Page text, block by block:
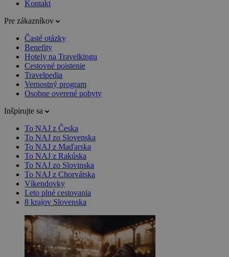
Kontakt
Pre zákazníkov
Časté otázky
Benefity
Hotely na Travelkingu
Cestovné poistenie
Travelpedia
Vernostný program
Osobne overené pobyty
Inšpirujte sa
To NAJ z Česka
To NAJ zo Slovenska
To NAJ z Maďarska
To NAJ z Rakúska
To NAJ zo Slovinska
To NAJ z Chorvátska
Víkendovky
Leto plné cestovania
8 krajov Slovenska